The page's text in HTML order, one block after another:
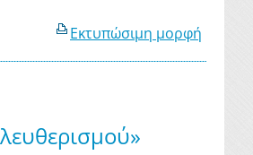
Εκτυπώσιμη μορφή